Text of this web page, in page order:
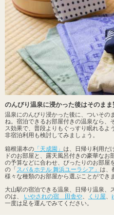
のんびり温泉に浸かった後はそのまま
温泉にのんびり浸かった後に、ついその
ね。宿泊できるお部屋付きの温泉なら、
ス効果で、普段よりもぐっすり眠れるよ
非宿泊利用も検討してみましょう。
箱根湯本の 「天成園」 は、日帰り利用だ
ドのお部屋と、露天風呂付きの豪華なお
の予算などに合わせ、ぴったりのお部屋
の「スパ＆ホテル 舞浜ユーラシア」 は、
様々な種類のお部屋から選ぶことができ
大山駅の宿泊できる温泉、日帰り温泉、
のは、 いやされの宿 田舎や、 くり屋、
一度は足を運んでみてください。